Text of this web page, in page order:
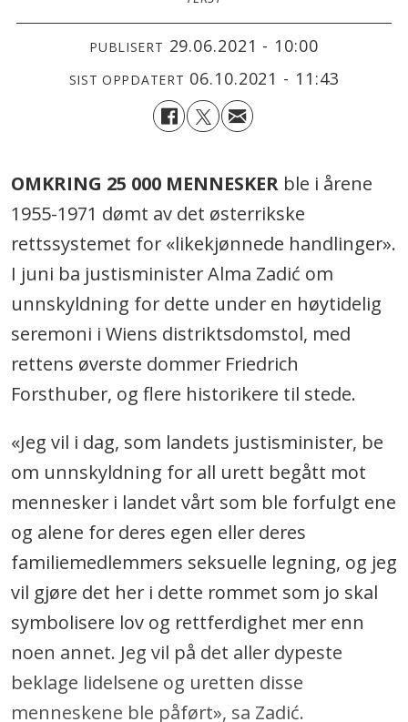
PUBLISERT 29.06.2021 - 10:00
SIST OPPDATERT 06.10.2021 - 11:43
OMKRING 25 000 MENNESKER ble i årene
1955-1971 dømt av det østerrikske
rettssystemet for «likekjønnede handlinger».
I juni ba justisminister Alma Zadić om
unnskyldning for dette under en høytidelig
seremoni i Wiens distriktsdomstol, med
rettens øverste dommer Friedrich
Forsthuber, og flere historikere til stede.
«Jeg vil i dag, som landets justisminister, be
om unnskyldning for all urett begått mot
mennesker i landet vårt som ble forfulgt ene
og alene for deres egen eller deres
familiemedlemmers seksuelle legning, og jeg
vil gjøre det her i dette rommet som jo skal
symbolisere lov og rettferdighet mer enn
noen annet. Jeg vil på det aller dypeste
beklage lidelsene og uretten disse
menneskene ble påført», sa Zadić.